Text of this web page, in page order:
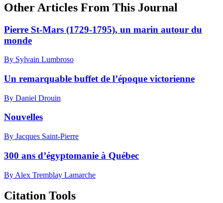
Other Articles From This Journal
Pierre St-Mars (1729-1795), un marin autour du
monde
By Sylvain Lumbroso
Un remarquable buffet de l’époque victorienne
By Daniel Drouin
Nouvelles
By Jacques Saint-Pierre
300 ans d’égyptomanie à Québec
By Alex Tremblay Lamarche
Citation Tools